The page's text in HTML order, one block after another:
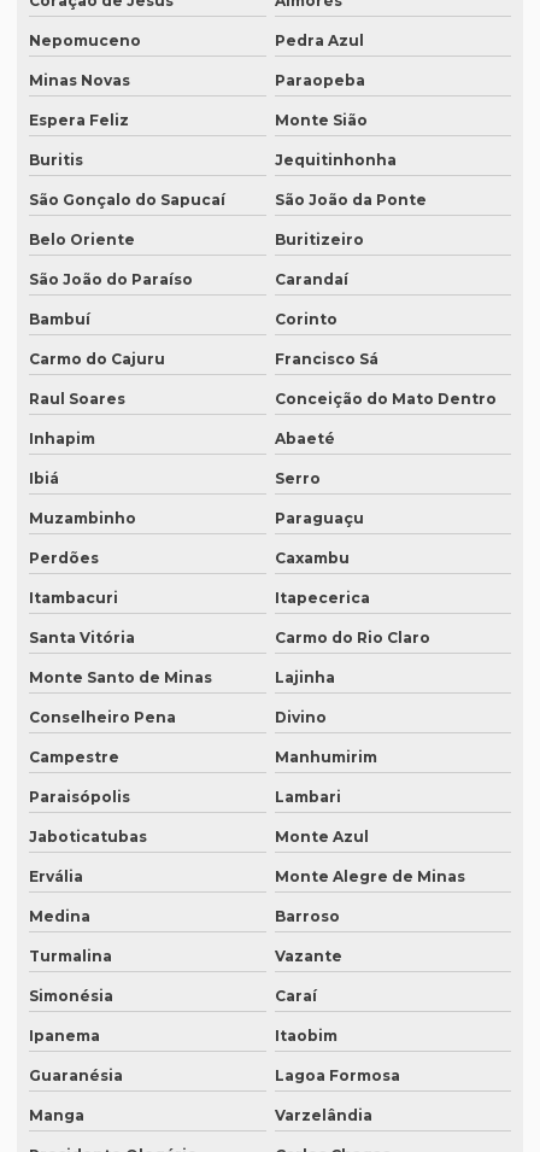
Interpretação simultânea
Intérprete alemão profissional
Intérprete chinês português
Intérprete para congressos
Intérprete consecutivo
Intérprete de coreano em são paulo
Intérprete de espanhol em brasília
Intérprete de espanhol em curitiba
Intérprete de espanhol em porto alegre
Intérprete para eventos
Intérprete de inglês em campinas
Intérprete de inglês em curitiba
Intérprete inglês espanhol português
Intérprete de inglês em porto alegre
Intérprete de inglês português
Interprete de italiano profissional
Intérprete japonês português
Intérprete mandarim português
Intérprete de negócios
Intérprete para palestras
Intérprete português chinês
Intérprete português inglês profissional
Intérprete português japonês
Intérprete português mandarim
Nepomuceno Pedra Azul
Minas Novas Paraopeba
Espera Feliz Monte Sião
Buritis Jequitinhonha
São Gonçalo do Sapucaí São João da Ponte
Belo Oriente Buritizeiro
São João do Paraíso Carandaí
Bambuí Corinto
Carmo do Cajuru Francisco Sá
Raul Soares Conceição do Mato Dentro
Inhapim Abaeté
Ibiá Serro
Muzambinho Paraguaçu
Perdões Caxambu
Itambacuri Itapecerica
Santa Vitória Carmo do Rio Claro
Monte Santo de Minas Lajinha
Conselheiro Pena Divino
Campestre Manhumirim
Paraisópolis Lambari
Jaboticatubas Monte Azul
Ervália Monte Alegre de Minas
Medina Barroso
Turmalina Vazante
Simonésia Caraí
Ipanema Itaobim
Guaranésia Lagoa Formosa
Manga Varzelândia